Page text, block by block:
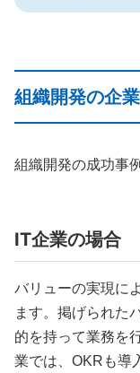
組織開発の企
組織開発の成功事
IT企業の場合
バリューの実現に
ます。掲げられた
的を持って業務を
業では、OKRも導